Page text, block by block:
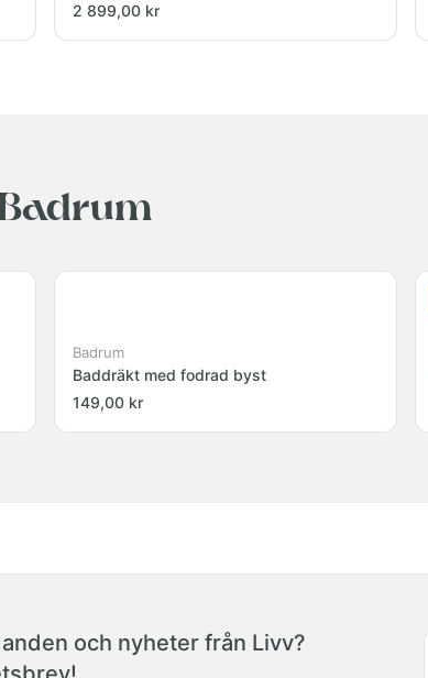
2 899,00 kr
Badrum
Baddräkt med fodrad byst
149,00 kr
och nyheter från Livv?